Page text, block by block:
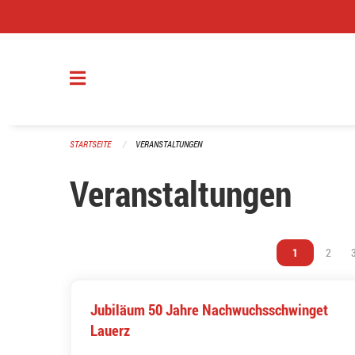
STARTSEITE VERANSTALTUNGEN
Veranstaltungen
Vous êtes sur
1 Vous
2 3
Jubiläum 50 Jahre Nachwuchsschwinget
Lauerz